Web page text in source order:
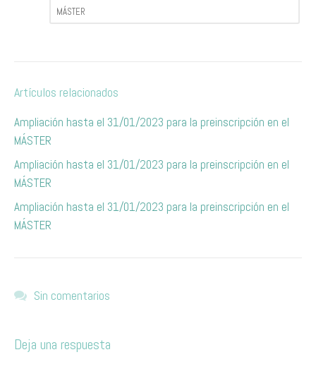
MÁSTER
Artículos relacionados
Ampliación hasta el 31/01/2023 para la preinscripción en el
MÁSTER
Ampliación hasta el 31/01/2023 para la preinscripción en el
MÁSTER
Ampliación hasta el 31/01/2023 para la preinscripción en el
MÁSTER
Sin comentarios
Deja una respuesta